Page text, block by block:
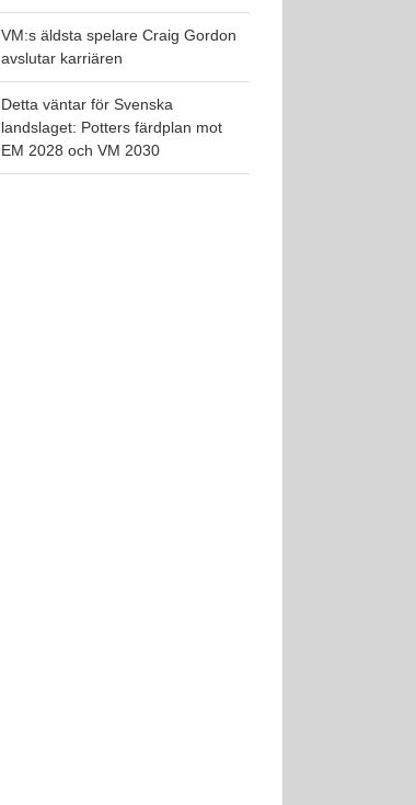
VM:s äldsta spelare Craig Gordon
avslutar karriären
Detta väntar för Svenska
landslaget: Potters färdplan mot
EM 2028 och VM 2030